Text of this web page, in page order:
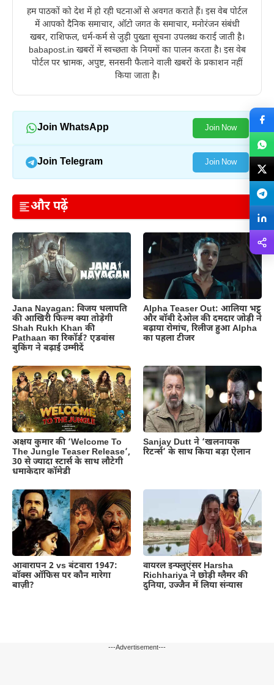
हम पाठकों को देश में हो रही घटनाओं से अवगत कराते हैं। इस वेब पोर्टल
में आपको दैनिक समाचार, ऑटो जगत के समाचार, मनोरंजन संबंधी
खबर, राशिफल, धर्म-कर्म से जुड़ी पुख्ता सूचना उपलब्ध कराई जाती है।
babapost.in खबरों में स्वच्छता के नियमों का पालन करता है। इस वेब
पोर्टल पर भ्रामक, अपुष्ट, सनसनी फैलाने वाली खबरों के प्रकाशन नहीं
किया जाता है।
Join WhatsApp Join Now
Join Telegram Join Now
और पढ़ें
Jana Nayagan: विजय थलापति
की आखिरी फिल्म क्या तोड़ेगी
Shah Rukh Khan की
Pathaan का रिकॉर्ड? एडवांस
बुकिंग ने बढ़ाई उम्मीदें
Alpha Teaser Out: आलिया भट्ट
और बॉबी देओल की दमदार जोड़ी ने
बढ़ाया रोमांच, रिलीज हुआ Alpha
का पहला टीजर
अक्षय कुमार की ‘Welcome To
The Jungle Teaser Release’,
30 से ज्यादा स्टार्स के साथ लौटेगी
धमाकेदार कॉमेडी
Sanjay Dutt ने ‘खलनायक
रिटर्न्स’ के साथ किया बड़ा ऐलान
आवारापन 2 vs बंटवारा 1947:
बॉक्स ऑफिस पर कौन मारेगा
बाज़ी?
वायरल इन्फ्लुएंसर Harsha
Richhariya ने छोड़ी ग्लैमर की
दुनिया, उज्जैन में लिया संन्यास
---Advertisement---